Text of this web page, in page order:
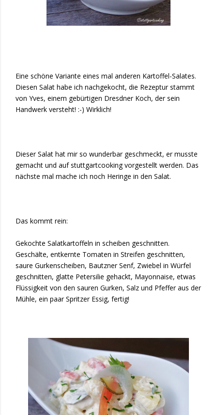
Eine schöne Variante eines mal anderen Kartoffel-Salates.
Diesen Salat habe ich nachgekocht, die Rezeptur stammt
von Yves, einem gebürtigen Dresdner Koch, der sein
Handwerk versteht! :-) Wirklich!
Dieser Salat hat mir so wunderbar geschmeckt, er musste
gemacht und auf stuttgartcooking vorgestellt werden. Das
nächste mal mache ich noch Heringe in den Salat.
Das kommt rein:
Gekochte Salatkartoffeln in scheiben geschnitten.
Geschälte, entkernte Tomaten in Streifen geschnitten,
saure Gurkenscheiben, Bautzner Senf, Zwiebel in Würfel
geschnitten, glatte Petersilie gehackt, Mayonnaise, etwas
Flüssigkeit von den sauren Gurken, Salz und Pfeffer aus der
Mühle, ein paar Spritzer Essig, fertig!